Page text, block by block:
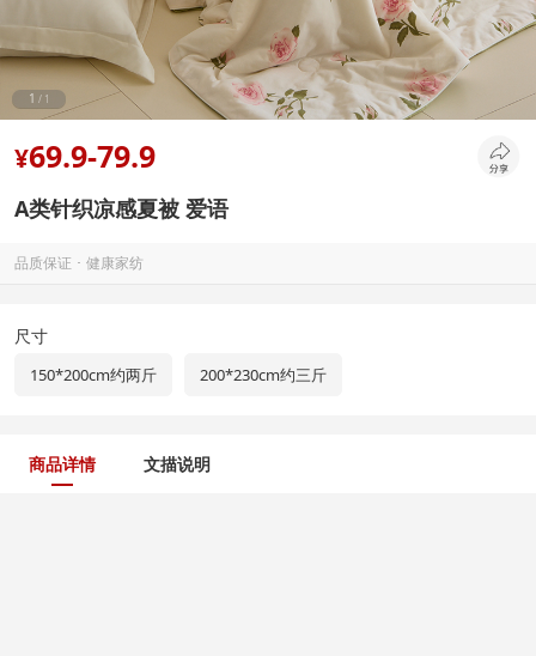
1 / 1
¥69.9-79.9
A类针织凉感夏被 爱语
品质保证 ･ 健康家纺
尺寸
150*200cm约两斤 200*230cm约三斤
商品详情 文描说明